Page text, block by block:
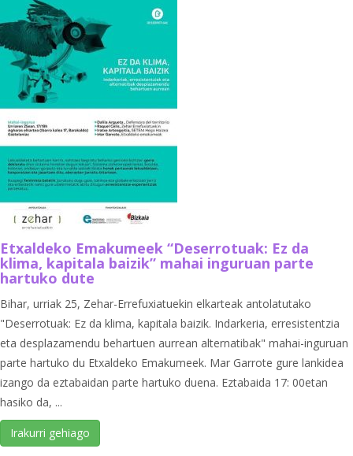
Etxaldeko Emakumeek “Deserrotuak: Ez da
klima, kapitala baizik” mahai inguruan parte
hartuko dute
Bihar, urriak 25, Zehar-Errefuxiatuekin elkarteak antolatutako
"Deserrotuak: Ez da klima, kapitala baizik. Indarkeria, erresistentzia
eta desplazamendu behartuen aurrean alternatibak" mahai-inguruan
parte hartuko du Etxaldeko Emakumeek. Mar Garrote gure lankidea
izango da eztabaidan parte hartuko duena. Eztabaida 17: 00etan
hasiko da, ...
Irakurri gehiago